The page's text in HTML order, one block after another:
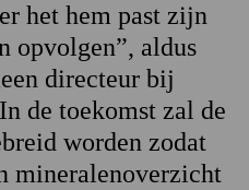
het hem past zijn
opvolgen”, aldus
directeur bij
de toekomst zal de
worden zodat
mineralenoverzicht